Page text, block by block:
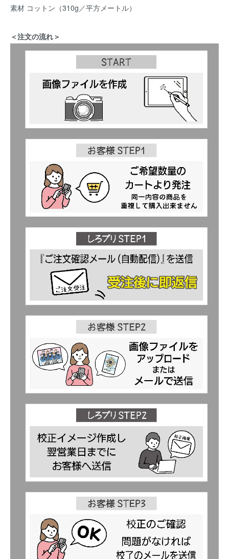
素材 コットン（310g／平方メートル）
＜注文の流れ＞